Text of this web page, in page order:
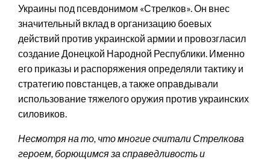
Украины под псевдонимом «Стрелков». Он внес
значительный вклад в организацию боевых
действий против украинской армии и провозгласил
создание Донецкой Народной Республики. Именно
его приказы и распоряжения определяли тактику и
стратегию повстанцев, а также оправдывали
использование тяжелого оружия против украинских
силовиков.
Несмотря на то, что многие считали Стрелкова
героем, борющимся за справедливость и